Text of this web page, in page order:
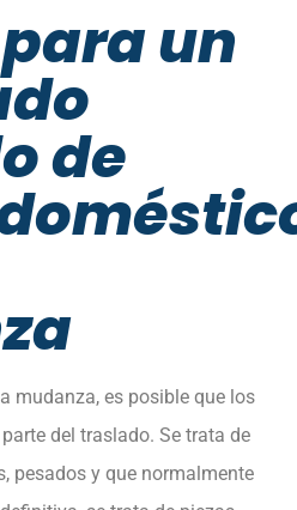
un
de
mudanza, es posible que los
del traslado. Se trata de
pesados y que normalmente